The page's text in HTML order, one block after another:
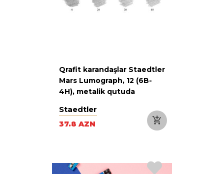
Qrafit karandaşlar Staedtler
Mars Lumograph, 12 (6B-
4H), metalik qutuda
Staedtler
37.8 AZN